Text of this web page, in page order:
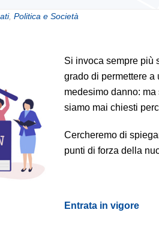
, Politica e Società
Si invoca sempre più
grado di permettere a
medesimo danno:
siamo mai chiesti
Cercheremo di
punti di forza della
Entrata in vigore